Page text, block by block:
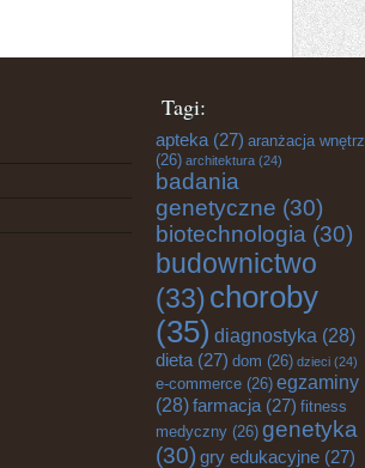
Tagi:
apteka (27) aranżacja wnętrz
(26) architektura (24)
badania
genetyczne (30)
biotechnologia (30)
budownictwo
(33)choroby
(35) diagnostyka (28)
dieta (27) dom (26) dzieci (24)
e-commerce (26) egzaminy
(28)farmacja (27) fitness
medyczny (26) genetyka
(30) gry edukacyjne (27)